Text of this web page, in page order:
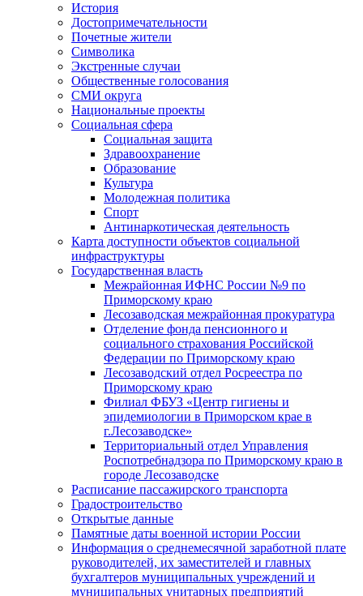
История
Достопримечательности
Почетные жители
Символика
Экстренные случаи
Общественные голосования
СМИ округа
Национальные проекты
Социальная сфера
Социальная защита
Здравоохранение
Образование
Культура
Молодежная политика
Спорт
Антинаркотическая деятельность
Карта доступности объектов социальной
инфраструктуры
Государственная власть
Межрайонная ИФНС России №9 по
Приморскому краю
Лесозаводская межрайонная прокуратура
Отделение фонда пенсионного и
социального страхования Российской
Федерации по Приморскому краю
Лесозаводский отдел Росреестра по
Приморскому краю
Филиал ФБУЗ «Центр гигиены и
эпидемиологии в Приморском крае в
г.Лесозаводске»
Территориальный отдел Управления
Роспотребнадзора по Приморскому краю в
городе Лесозаводске
Расписание пассажирского транспорта
Градостроительство
Открытые данные
Памятные даты военной истории России
Информация о среднемесячной заработной плате
руководителей, их заместителей и главных
бухгалтеров муниципальных учреждений и
муниципальных унитарных предприятий